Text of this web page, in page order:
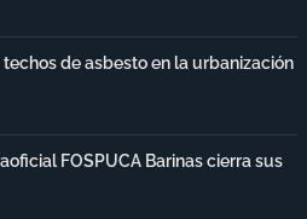
de asbesto en la urbanización
FOSPUCA Barinas cierra sus